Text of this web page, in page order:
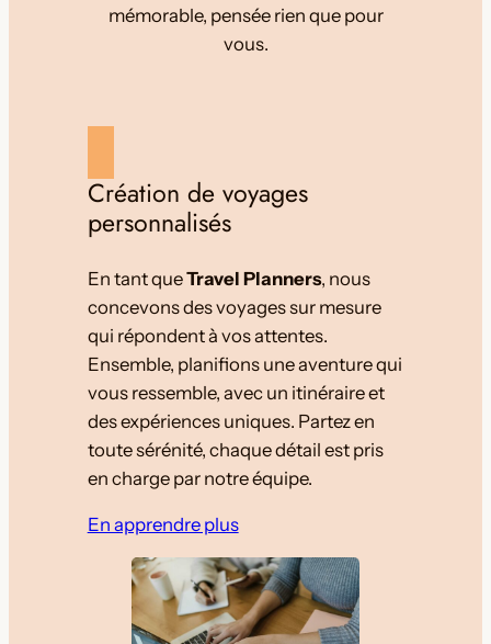
mémorable, pensée rien que pour
vous.
Création de voyages
personnalisés
En tant queTravel Planners, nous
concevons des voyages sur mesure
qui répondent à vos attentes.
Ensemble, planifions une aventure qui
vous ressemble, avec un itinéraire et
des expériences uniques. Partez en
toute sérénité, chaque détail est pris
en charge par notre équipe.
En apprendre plus